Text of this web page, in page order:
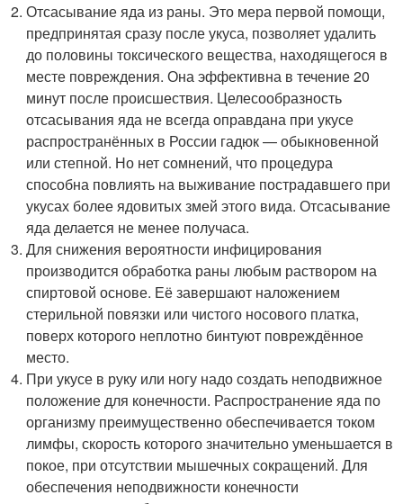
Отсасывание яда из раны. Это мера первой помощи,
предпринятая сразу после укуса, позволяет удалить
до половины токсического вещества, находящегося в
месте повреждения. Она эффективна в течение 20
минут после происшествия. Целесообразность
отсасывания яда не всегда оправдана при укусе
распространённых в России гадюк — обыкновенной
или степной. Но нет сомнений, что процедура
способна повлиять на выживание пострадавшего при
укусах более ядовитых змей этого вида. Отсасывание
яда делается не менее получаса.
Для снижения вероятности инфицирования
производится обработка раны любым раствором на
спиртовой основе. Её завершают наложением
стерильной повязки или чистого носового платка,
поверх которого неплотно бинтуют повреждённое
место.
При укусе в руку или ногу надо создать неподвижное
положение для конечности. Распространение яда по
организму преимущественно обеспечивается током
лимфы, скорость которого значительно уменьшается в
покое, при отсутствии мышечных сокращений. Для
обеспечения неподвижности конечности